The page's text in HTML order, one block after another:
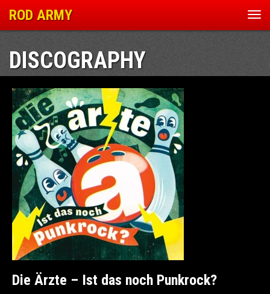
ROD ARMY
DISCOGRAPHY
Die Ärzte – Ist das noch Punkrock?